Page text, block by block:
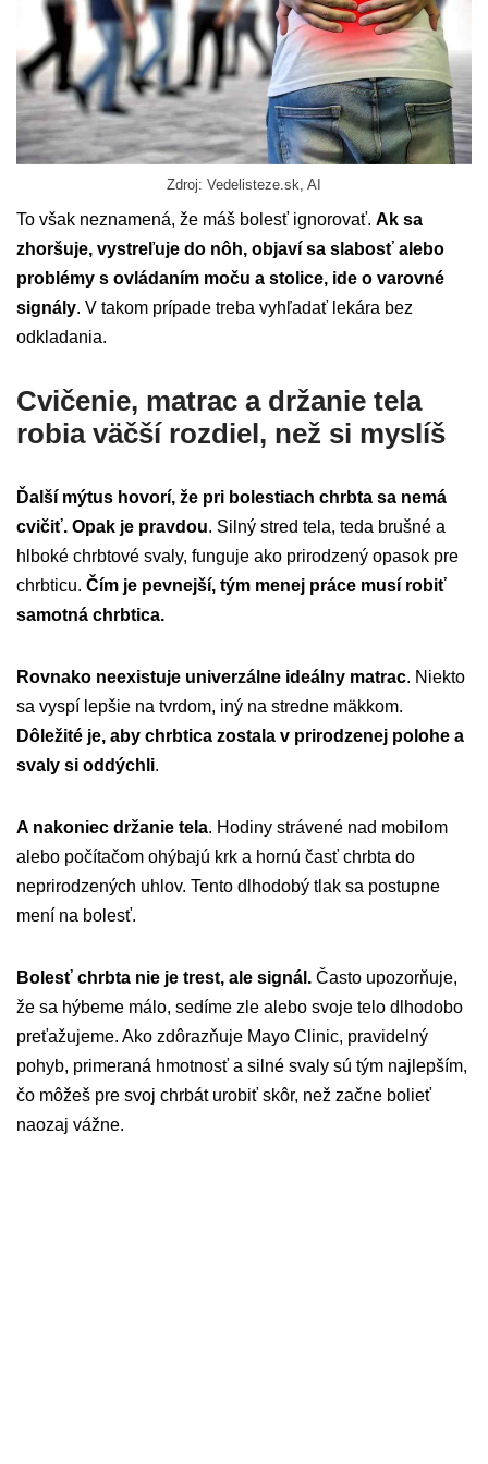
Zdroj: Vedelisteze.sk, AI
To však neznamená, že máš bolesť ignorovať. Ak sa
zhoršuje, vystreľuje do nôh, objaví sa slabosť alebo
problémy s ovládaním moču a stolice, ide o varovné
signály. V takom prípade treba vyhľadať lekára bez
odkladania.
Cvičenie, matrac a držanie tela
robia väčší rozdiel, než si myslíš
Ďalší mýtus hovorí, že pri bolestiach chrbta sa nemá
cvičiť. Opak je pravdou. Silný stred tela, teda brušné a
hlboké chrbtové svaly, funguje ako prirodzený opasok pre
chrbticu. Čím je pevnejší, tým menej práce musí robiť
samotná chrbtica.
Rovnako neexistuje univerzálne ideálny matrac. Niekto
sa vyspí lepšie na tvrdom, iný na stredne mäkkom.
Dôležité je, aby chrbtica zostala v prirodzenej polohe a
svaly si oddýchli.
A nakoniec držanie tela. Hodiny strávené nad mobilom
alebo počítačom ohýbajú krk a hornú časť chrbta do
neprirodzených uhlov. Tento dlhodobý tlak sa postupne
mení na bolesť.
Bolesť chrbta nie je trest, ale signál. Často upozorňuje,
že sa hýbeme málo, sedíme zle alebo svoje telo dlhodobo
preťažujeme. Ako zdôrazňuje Mayo Clinic, pravidelný
pohyb, primeraná hmotnosť a silné svaly sú tým najlepším,
čo môžeš pre svoj chrbát urobiť skôr, než začne bolieť
naozaj vážne.